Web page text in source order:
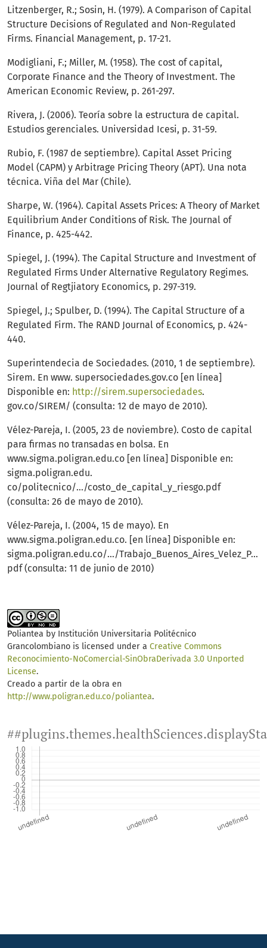
Litzenberger, R.; Sosin, H. (1979). A Comparison of Capital
Structure Decisions of Regulated and Non-Regulated
Firms. Financial Management, p. 17-21.
Modigliani, F.; Miller, M. (1958). The cost of capital,
Corporate Finance and the Theory of Investment. The
American Economic Review, p. 261-297.
Rivera, J. (2006). Teoría sobre la estructura de capital.
Estudios gerenciales. Universidad Icesi, p. 31-59.
Rubio, F. (1987 de septiembre). Capital Asset Pricing
Model (CAPM) y Arbitrage Pricing Theory (APT). Una nota
técnica. Viña del Mar (Chile).
Sharpe, W. (1964). Capital Assets Prices: A Theory of Market
Equilibrium Ander Conditions of Risk. The Journal of
Finance, p. 425-442.
Spiegel, J. (1994). The Capital Structure and Investment of
Regulated Firms Under Alternative Regulatory Regimes.
Journal of Regtjiatory Economics, p. 297-319.
Spiegel, J.; Spulber, D. (1994). The Capital Structure of a
Regulated Firm. The RAND Journal of Economics, p. 424-
440.
Superintendecia de Sociedades. (2010, 1 de septiembre).
Sirem. En www. supersociedades.gov.co [en línea]
Disponible en: http://sirem.supersociedades.
gov.co/SIREM/ (consulta: 12 de mayo de 2010).
Vélez-Pareja, I. (2005, 23 de noviembre). Costo de capital
para firmas no transadas en bolsa. En
www.sigma.poligran.edu.co [en línea] Disponible en:
sigma.poligran.edu.
co/politecnico/.../costo_de_capital_y_riesgo.pdf
(consulta: 26 de mayo de 2010).
Vélez-Pareja, I. (2004, 15 de mayo). En
www.sigma.poligran.edu.co. [en línea] Disponible en:
sigma.poligran.edu.co/.../
pdf (consulta: 11 de junio de 2010)
Poliantea by Institución Universitaria Politécnico
Grancolombiano is licensed under a Creative Commons
Reconocimiento-NoComercial-SinObraDerivada 3.0 Unported
License.
Creado a partir de la obra en
http://www.poligran.edu.co/poliantea.